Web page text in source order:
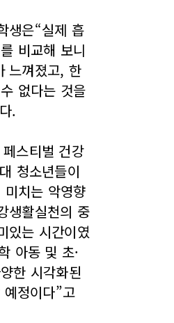
생은“실제 흡
비교해 보니
느껴졌고, 한
없다는 것을
.
스티벌 건강
청소년들이
치는 악영향
생활실천의 중
있는 시간이였
아동 및 초·
한 시각화된
정이다”고